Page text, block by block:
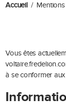
Accueil
Vous êtes
à se conformer